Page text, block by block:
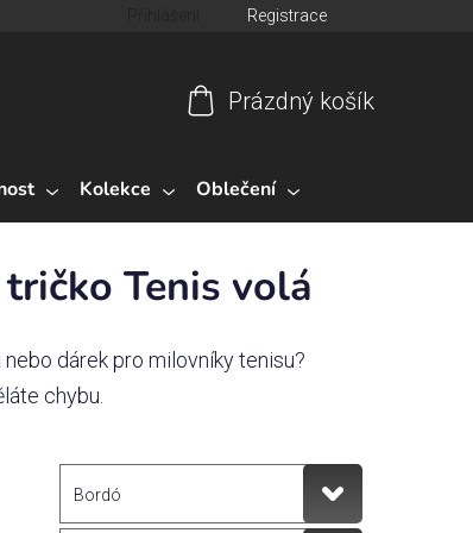
Registrace
košík
Prázdný košík
Kolekce Oblečení
Tenis volá
dárek pro milovníky tenisu?
chybu.